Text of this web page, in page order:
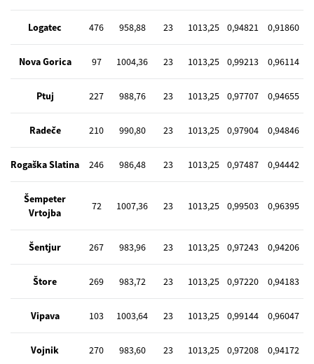
Logatec 476 958,88 23 1013,25 0,94821 0,91860
Nova Gorica 97 1004,36 23 1013,25 0,99213 0,96114
Ptuj 227 988,76 23 1013,25 0,97707 0,94655
Radeče 210 990,80 23 1013,25 0,97904 0,94846
Rogaška Slatina 246 986,48 23 1013,25 0,97487 0,94442
Šempeter
Vrtojba
72 1007,36 23 1013,25 0,99503 0,96395
Šentjur 267 983,96 23 1013,25 0,97243 0,94206
Štore 269 983,72 23 1013,25 0,97220 0,94183
Vipava 103 1003,64 23 1013,25 0,99144 0,96047
Vojnik 270 983,60 23 1013,25 0,97208 0,94172